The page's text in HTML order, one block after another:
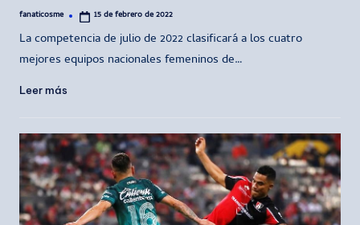
Publicado
fanaticosme 15 de febrero de 2022
La competencia de julio de 2022 clasificará a los cuatro
mejores equipos nacionales femeninos de…
Leer más